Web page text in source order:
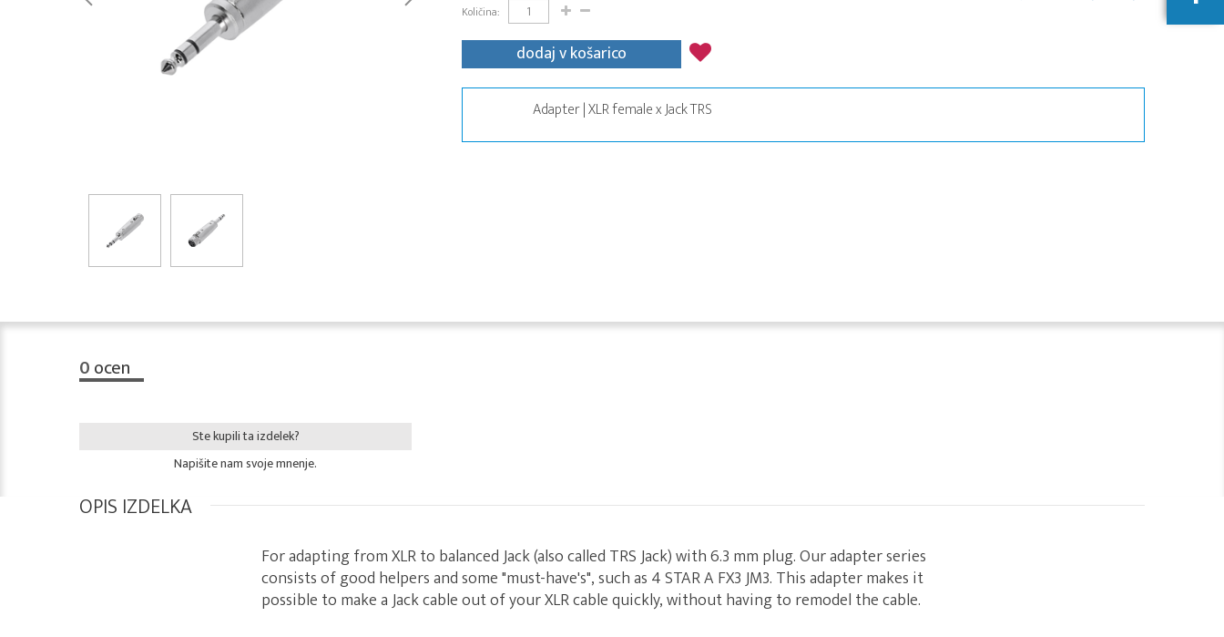
Količina:
dodaj v košarico
Adapter | XLR female x Jack TRS
0ocen
Ste kupili ta izdelek?
Napišite nam svoje mnenje.
OPIS IZDELKA
For adapting from XLR to balanced Jack (also called TRS Jack) with 6.3 mm plug. Our adapter series
consists of good helpers and some "must-have's", such as 4 STAR A FX3 JM3. This adapter makes it
possible to make a Jack cable out of your XLR cable quickly, without having to remodel the cable.